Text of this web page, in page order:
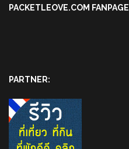
PACKETLEOVE.COM FANPAGE
PARTNER: